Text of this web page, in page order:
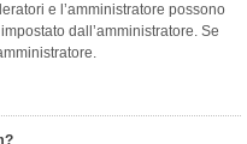
e l’amministratore possono
dall’amministratore. Se